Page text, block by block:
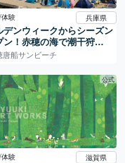
体験 兵庫県
デンウィークからシーズン
ン！赤穂の海で潮干狩
唐船サンビーチ
公式
験 滋賀県